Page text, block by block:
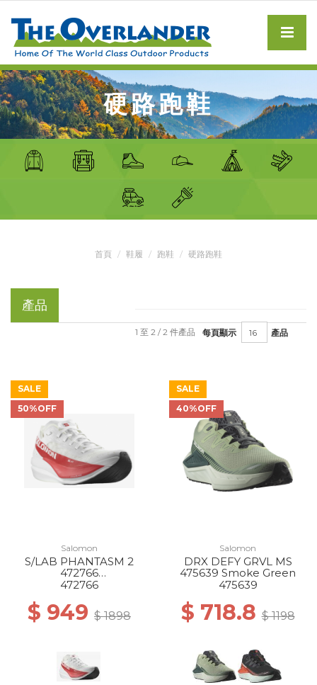
硬路跑鞋
首頁 鞋履 跑鞋 硬路跑鞋
產品
每頁顯示 產品
1 至 2 / 2 件產品
SALE
50%OFF
Salomon
S/LAB PHANTASM 2
472766
WHITE/WHITE/HIGH
472766
$ 949 $ 1898
SALE
40%OFF
Salomon
DRX DEFY GRVL MS
475639 Smoke Green
475639
$ 718.8$ 1198